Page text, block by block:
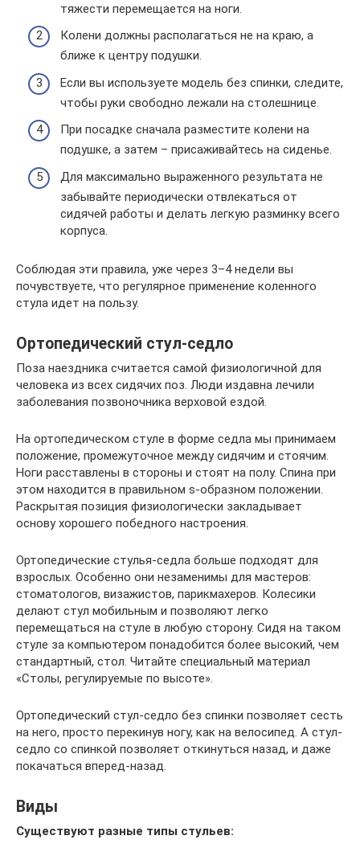
тяжести перемещается на ноги.
Колени должны располагаться не на краю, а
ближе к центру подушки.
Если вы используете модель без спинки, следите,
чтобы руки свободно лежали на столешнице.
При посадке сначала разместите колени на
подушке, а затем – присаживайтесь на сиденье.
Для максимально выраженного результата не
забывайте периодически отвлекаться от
сидячей работы и делать легкую разминку всего
корпуса.
Соблюдая эти правила, уже через 3–4 недели вы
почувствуете, что регулярное применение коленного
стула идет на пользу.
Ортопедический стул-седло
Поза наездника считается самой физиологичной для
человека из всех сидячих поз. Люди издавна лечили
заболевания позвоночника верховой ездой.
На ортопедическом стуле в форме седла мы принимаем
положение, промежуточное между сидячим и стоячим.
Ноги расставлены в стороны и стоят на полу. Спина при
этом находится в правильном s-образном положении.
Раскрытая позиция физиологически закладывает
основу хорошего победного настроения.
Ортопедические стулья-седла больше подходят для
взрослых. Особенно они незаменимы для мастеров:
стоматологов, визажистов, парикмахеров. Колесики
делают стул мобильным и позволяют легко
перемещаться на стуле в любую сторону. Сидя на таком
стуле за компьютером понадобится более высокий, чем
стандартный, стол. Читайте специальный материал
«Столы, регулируемые по высоте».
Ортопедический стул-седло без спинки позволяет сесть
на него, просто перекинув ногу, как на велосипед. А стул-
седло со спинкой позволяет откинуться назад, и даже
покачаться вперед-назад.
Виды
Существуют разные типы стульев: